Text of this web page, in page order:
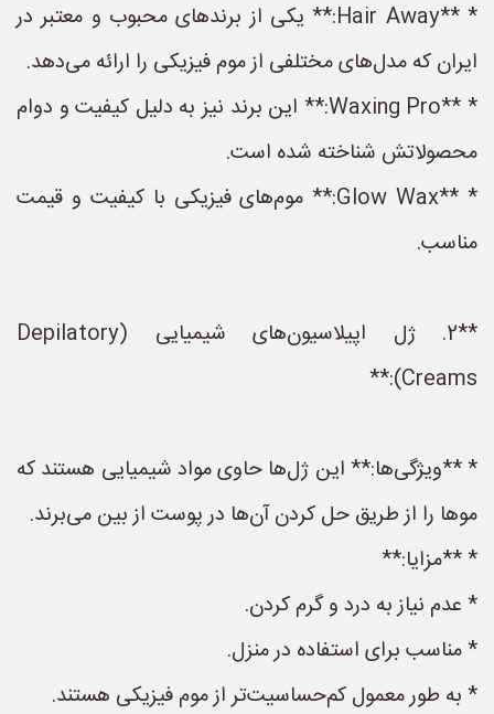
* **Hair Away:** یکی از برندهای محبوب و معتبر در
ایران که مدل‌های مختلفی از موم فیزیکی را ارائه می‌دهد.
* **Waxing Pro:** این برند نیز به دلیل کیفیت و دوام
محصولاتش شناخته شده است.
* **Glow Wax:** موم‌های فیزیکی با کیفیت و قیمت
مناسب.
**2. ژل اپیلاسیون‌های شیمیایی (Depilatory
Creams):**
* **ویژگی‌ها:** این ژل‌ها حاوی مواد شیمیایی هستند که
موها را از طریق حل کردن آن‌ها در پوست از بین می‌برند.
* **مزایا:**
* عدم نیاز به درد و گرم کردن.
* مناسب برای استفاده در منزل.
* به طور معمول کم‌حساسیت‌تر از موم فیزیکی هستند.